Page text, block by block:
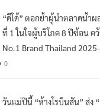
“ดีโด้” ตอกย้ำผู้นำตลาดน้ำผ
ที่ 1 ในใจผู้บริโภค 8 ปีซ้อน ค
No.1 Brand Thailand
0
วันแม่ปีนี้ “ห้างโรบินสัน” ส่ง